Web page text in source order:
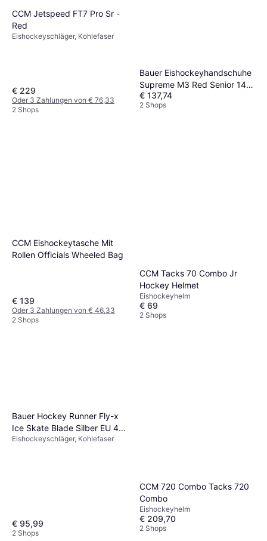
CCM Jetspeed FT7 Pro Sr -
Red
Eishockeyschläger, Kohlefaser
€ 229
Oder 3 Zahlungen von € 76,33
2 Shops
Bauer Eishockeyhandschuhe
Supreme M3 Red Senior 14
Zoll
€ 137,74
2 Shops
CCM Eishockeytasche Mit
Rollen Officials Wheeled Bag
€ 139
Oder 3 Zahlungen von € 46,33
2 Shops
CCM Tacks 70 Combo Jr
Hockey Helmet
Eishockeyhelm
€ 69
2 Shops
Bauer Hockey Runner Fly-x
Ice Skate Blade Silber EU 44
1/2
Eishockeyschläger, Kohlefaser
€ 95,99
2 Shops
CCM 720 Combo Tacks 720
Combo
Eishockeyhelm
€ 209,70
2 Shops